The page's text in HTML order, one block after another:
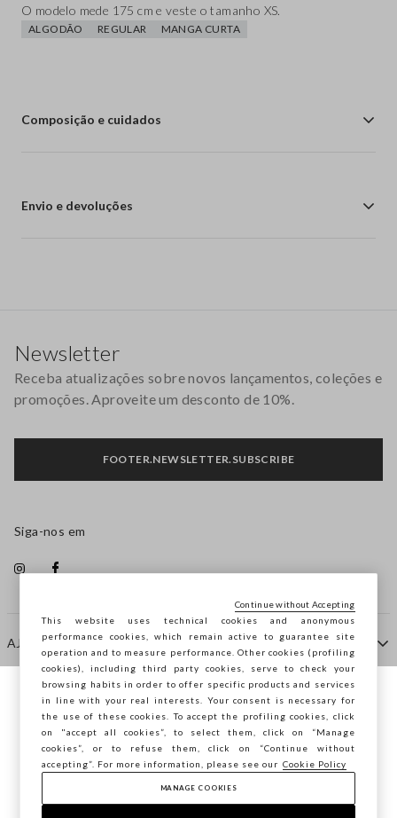
O modelo mede 175 cm e veste o tamanho XS.
ALGODÃO REGULAR MANGA CURTA
Composição e cuidados
Envio e devoluções
AJUDA
EMPRESA
CONTACTE-NOS
Newsletter
Receba atualizações sobre novos lançamentos, coleções e
promoções. Aproveite um desconto de 10%.
FOOTER.NEWSLETTER.SUBSCRIBE
Siga-nos em
Está a navegar na STEFANEL Portugal,
deseja guardar a sua localização?
CONFIRMAR
This website uses technical cookies and anonymous
performance cookies, which remain active to guarantee site
operation and to measure performance. Other cookies (profiling
cookies), including third party cookies, serve to check your
browsing habits in order to offer specific products and services
in line with your real interests. Your consent is necessary for
the use of these cookies. To accept the profiling cookies, click
on "accept all cookies”, to select them, click on “Manage
cookies”, or to refuse them, click on “Continue without
accepting”. For more information, please see our Cookie Policy
MANAGE COOKIES
Continue without Accepting